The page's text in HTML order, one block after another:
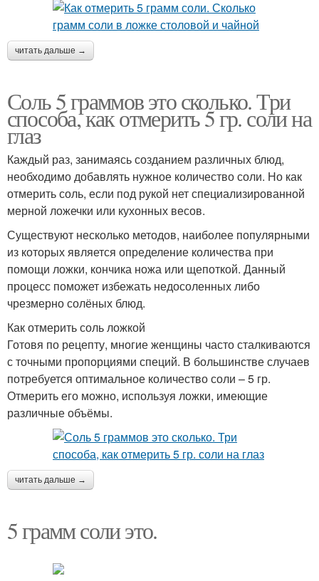
читать дальше →
Соль 5 граммов это сколько. Три
способа, как отмерить 5 гр. соли на
глаз
Каждый раз, занимаясь созданием различных блюд,
необходимо добавлять нужное количество соли. Но как
отмерить соль, если под рукой нет специализированной
мерной ложечки или кухонных весов.
Существуют несколько методов, наиболее популярными
из которых является определение количества при
помощи ложки, кончика ножа или щепоткой. Данный
процесс поможет избежать недосоленных либо
чрезмерно солёных блюд.
Как отмерить соль ложкой
Готовя по рецепту, многие женщины часто сталкиваются
с точными пропорциями специй. В большинстве случаев
потребуется оптимальное количество соли – 5 гр.
Отмерить его можно, используя ложки, имеющие
различные объёмы.
читать дальше →
5 грамм соли это.